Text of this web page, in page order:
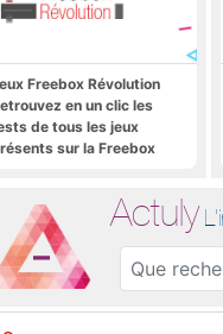
Freebox Révolution
en un clic les
de tous les jeux
sur la Freebox
Actuly